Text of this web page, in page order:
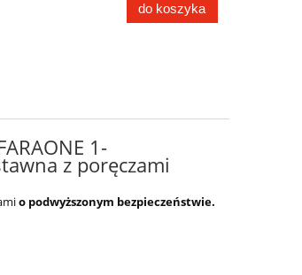
do koszyka
1-
z poręczami
o podwyższonym bezpieczeństwie.